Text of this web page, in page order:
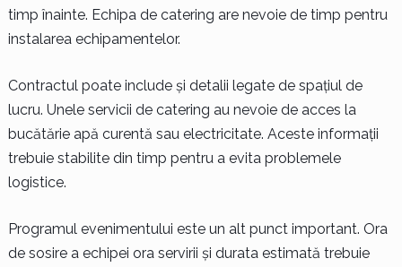
timp înainte. Echipa de catering are nevoie de timp pentru
instalarea echipamentelor.
Contractul poate include și detalii legate de spațiul de
lucru. Unele servicii de catering au nevoie de acces la
bucătărie apă curentă sau electricitate. Aceste informații
trebuie stabilite din timp pentru a evita problemele
logistice.
Programul evenimentului este un alt punct important. Ora
de sosire a echipei ora servirii și durata estimată trebuie